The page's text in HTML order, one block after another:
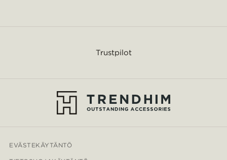
Trustpilot
EVÄSTEKÄYTÄNTÖ